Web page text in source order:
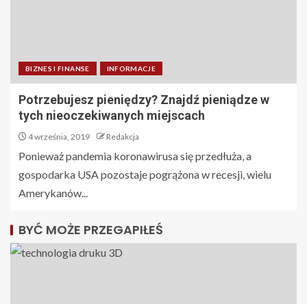
BIZNES I FINANSE INFORMACJE
Potrzebujesz pieniędzy? Znajdź pieniądze w
tych nieoczekiwanych miejscach
4 września, 2019 Redakcja
Ponieważ pandemia koronawirusa się przedłuża, a
gospodarka USA pozostaje pogrążona w recesji, wielu
Amerykanów...
BYĆ MOŻE PRZEGAPIŁEŚ